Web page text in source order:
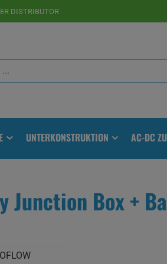
DISTRIBUTOR
UNTERKONSTRUKTION AC-DC
Junction Box +